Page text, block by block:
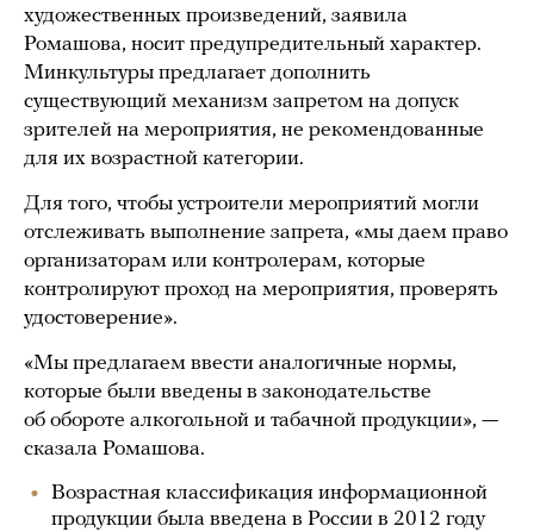
художественных произведений, заявила
Ромашова, носит предупредительный характер.
Минкультуры предлагает дополнить
существующий механизм запретом на допуск
зрителей на мероприятия, не рекомендованные
для их возрастной категории.
Для того, чтобы устроители мероприятий могли
отслеживать выполнение запрета, «мы даем право
организаторам или контролерам, которые
контролируют проход на мероприятия, проверять
удостоверение».
«Мы предлагаем ввести аналогичные нормы,
которые были введены в законодательстве
об обороте алкогольной и табачной продукции», —
сказала Ромашова.
Возрастная классификация информационной
продукции была введена в России в 2012 году